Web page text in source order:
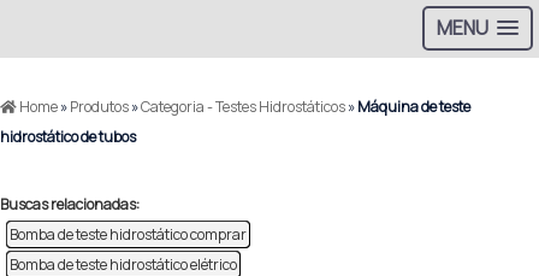
MENU
Home»Produtos»Categoria - Testes Hidrostáticos»Máquina de teste
hidrostático de tubos
Buscas relacionadas:
Bomba de teste hidrostático comprar
Bomba de teste hidrostático elétrico